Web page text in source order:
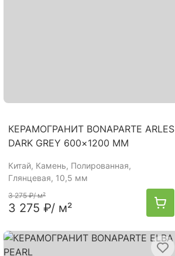
КЕРАМОГРАНИТ BONAPARTE ARLES
DARK GREY 600×1200 ММ
Китай, Камень, Полированная,
Глянцевая, 10,5 мм
3 275 ₽/ м²
3 275 ₽/ м²